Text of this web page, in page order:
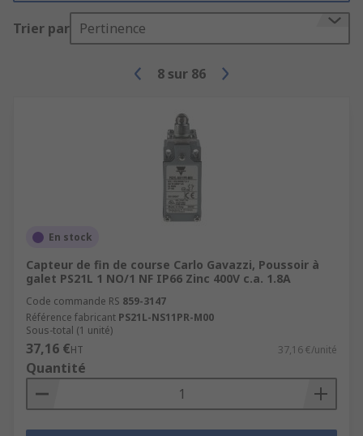
Trier par Pertinence
8 sur 86
En stock
Capteur de fin de course Carlo Gavazzi, Poussoir à
galet PS21L 1 NO/1 NF IP66 Zinc 400V c.a. 1.8A
Code commande RS 859-3147
Référence fabricant PS21L-NS11PR-M00
Sous-total (1 unité)
37,16 €HT 37,16 €/unité
Quantité